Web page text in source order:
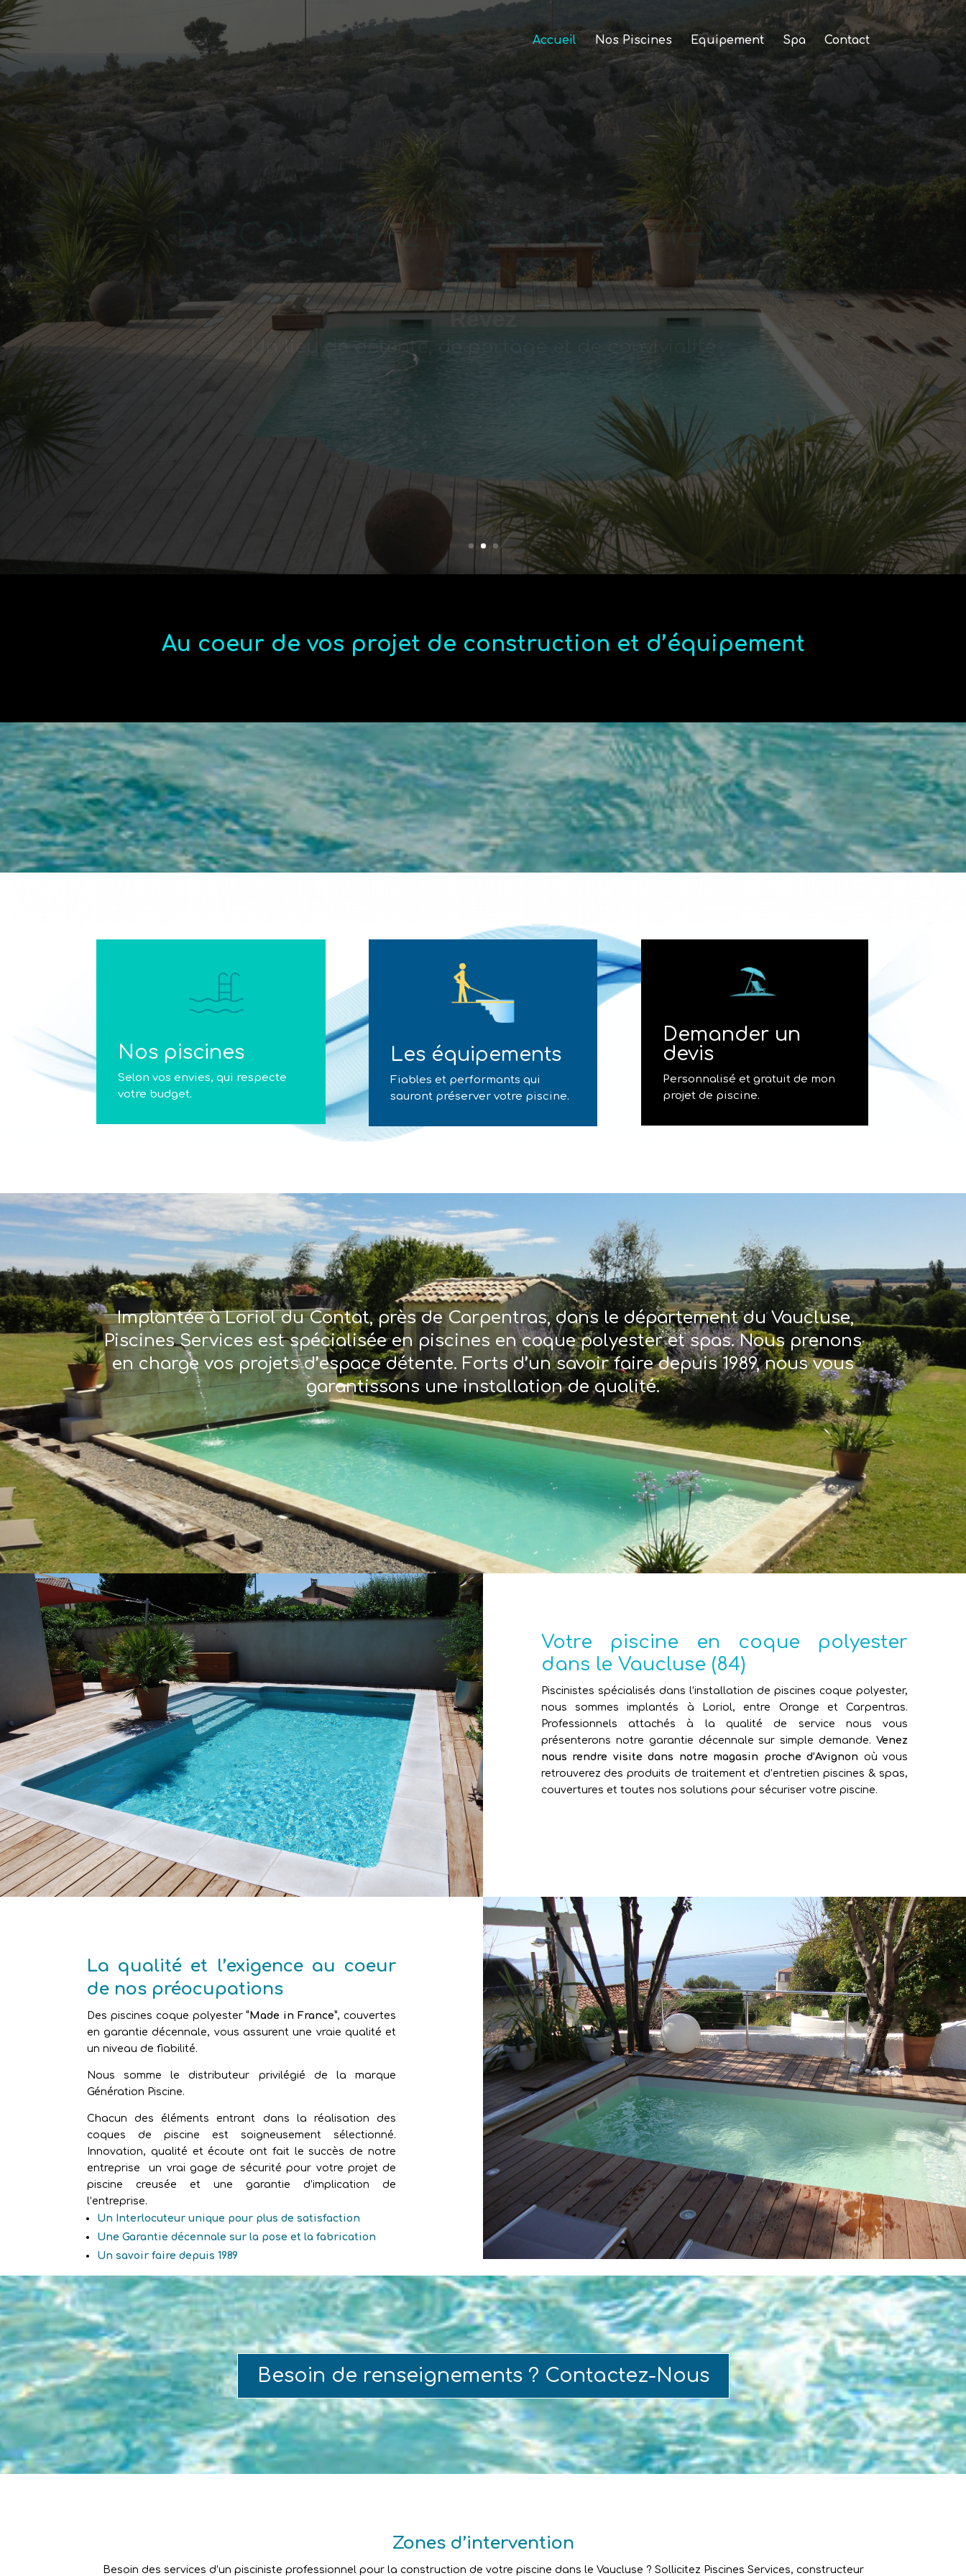
Accueil Nos Piscines Equipement Spa Contact
Découvrez nos piscines et
spas
Professionnel de la piscine depuis plus de 20 ans
Au coeur de vos projet de construction et d’équipement
Nos piscines
Selon vos envies, qui respecte
votre budget.
Les équipements
Fiables et performants qui
sauront préserver votre piscine.
Demander un
devis
Personnalisé et gratuit de mon
projet de piscine.
Implantée à Loriol du Contat, près de Carpentras, dans le département du Vaucluse,
Piscines Services est spécialisée en piscines en coque polyester et spas. Nous prenons
en charge vos projets d’espace détente. Forts d’un savoir faire depuis 1989, nous vous
garantissons une installation de qualité.
Votre piscine en coque polyester
dans le Vaucluse (84)
Piscinistes spécialisés dans l’installation de piscines coque polyester,
nous sommes implantés à Loriol, entre Orange et Carpentras.
Professionnels attachés à la qualité de service nous vous
présenterons notre garantie décennale sur simple demande.Venez
nous rendre visite dans notre magasin proche d’Avignon où vous
retrouverez des produits de traitement et d’entretien piscines & spas,
couvertures et toutes nos solutions pour sécuriser votre piscine.
La qualité et l’exigence au coeur
de nos préocupations
Des piscines coque polyester“Made in France”, couvertes
en garantie décennale, vous assurent une vraie qualité et
un niveau de fiabilité.
Nous somme le distributeur privilégié de la marque
Génération Piscine.
Chacun des éléments entrant dans la réalisation des
coques de piscine est soigneusement sélectionné.
Innovation, qualité et écoute ont fait le succès de notre
entreprise un vrai gage de sécurité pour votre projet de
piscine creusée et une garantie d’implication de
l’entreprise.
Un Interlocuteur unique pour plus de satisfaction
Une Garantie décennale sur la pose et la fabrication
Un savoir faire depuis 1989
Besoin de renseignements ? Contactez-Nous
Zones d’intervention
Besoin des services d’un pisciniste professionnel pour la construction de votre piscine dans le Vaucluse ? Sollicitez Piscines Services, constructeur